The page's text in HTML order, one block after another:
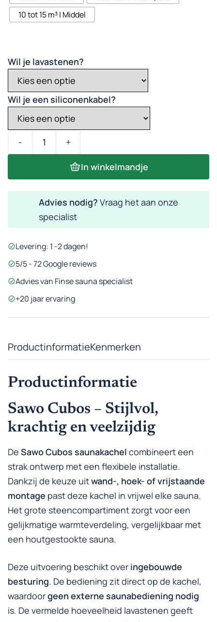
10 tot 15 m³ | Middel
Wil je lavastenen?
Wil je een siliconenkabel?
Cubos
Saunakachel
|
Ingebouwde
In winkelmandje
Advies nodig? Vraag het aan onze
specialist
Levering: 1 -2 dagen!
5/5 - 72 Google reviews
Advies van Finse sauna specialist
+20 jaar ervaring
ProductinformatieKenmerken
Productinformatie
Sawo Cubos – Stijlvol,
krachtig en veelzijdig
De Sawo Cubos saunakachel combineert een
strak ontwerp met een flexibele installatie.
Dankzij de keuze uitwand-, hoek- of vrijstaande
montage past deze kachel in vrijwel elke sauna.
Het grote steencompartiment zorgt voor een
gelijkmatige warmteverdeling, vergelijkbaar met
een houtgestookte sauna.
Deze uitvoering beschikt over ingebouwde
besturing. De bediening zit direct op de kachel,
waardoorgeen externe saunabediening nodig
is. De vermelde hoeveelheid lavastenen geeft